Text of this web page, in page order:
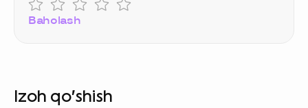
Baholash
Izoh qo‘shish